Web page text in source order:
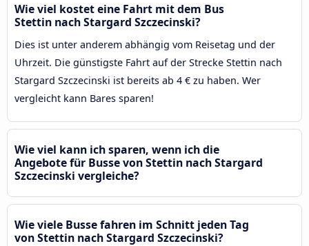
Wie viel kostet eine Fahrt mit dem Bus
Stettin nach Stargard Szczecinski?
Dies ist unter anderem abhängig vom Reisetag und der
Uhrzeit. Die günstigste Fahrt auf der Strecke Stettin nach
Stargard Szczecinski ist bereits ab 4 € zu haben. Wer
vergleicht kann Bares sparen!
Wie viel kann ich sparen, wenn ich die
Angebote für Busse von Stettin nach Stargard
Szczecinski vergleiche?
Wie viele Busse fahren im Schnitt jeden Tag
von Stettin nach Stargard Szczecinski?